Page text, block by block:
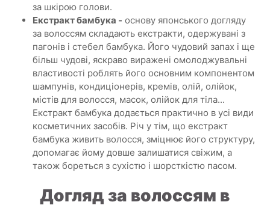
за шкірою голови.
Екстракт бамбука - основу японського догляду
за волоссям складають екстракти, одержувані з
пагонів і стебел бамбука. Його чудовий запах і ще
більш чудові, яскраво виражені омолоджувальні
властивості роблять його основним компонентом
шампунів, кондиціонерів, кремів, олій, олійок,
містів для волосся, масок, олійок для тіла...
Екстракт бамбука додається практично в усі види
косметичних засобів. Річ у тім, що екстракт
бамбука живить волосся, зміцнює його структуру,
допомагає йому довше залишатися свіжим, а
також бореться з сухістю і шорсткістю пасом.
Догляд за волоссям в